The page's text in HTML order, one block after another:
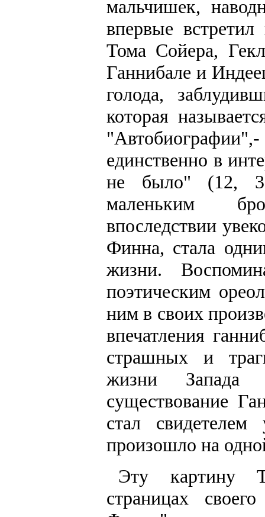
мальчишек,
впервые
Тома Сойера,
Ганнибале и
голода,
которая
"Автобиографии",-
единственно в
не было" (12,
маленьким
впоследствии
Финна, стала
жизни.
поэтическим
ним в своих
впечатления
страшных и
жизни Запада
существование
стал
произошло на
Эту картину
страницах